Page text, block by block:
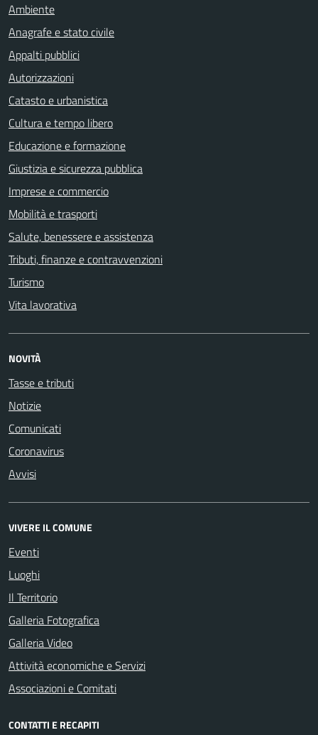
Ambiente
Anagrafe e stato civile
Appalti pubblici
Autorizzazioni
Catasto e urbanistica
Cultura e tempo libero
Educazione e formazione
Giustizia e sicurezza pubblica
Imprese e commercio
Mobilità e trasporti
Salute, benessere e assistenza
Tributi, finanze e contravvenzioni
Turismo
Vita lavorativa
NOVITÀ
Tasse e tributi
Notizie
Comunicati
Coronavirus
Avvisi
VIVERE IL COMUNE
Eventi
Luoghi
Il Territorio
Galleria Fotografica
Galleria Video
Attività economiche e Servizi
Associazioni e Comitati
CONTATTI E RECAPITI